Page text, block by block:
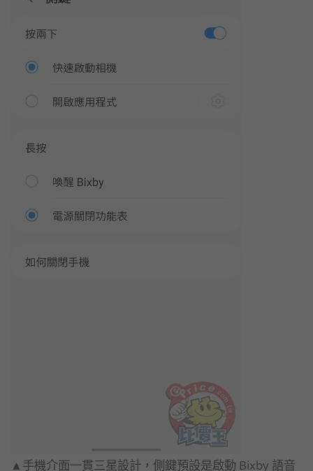
▲手機介面一貫三星設計，側鍵預設是啟動 Bixby 語音